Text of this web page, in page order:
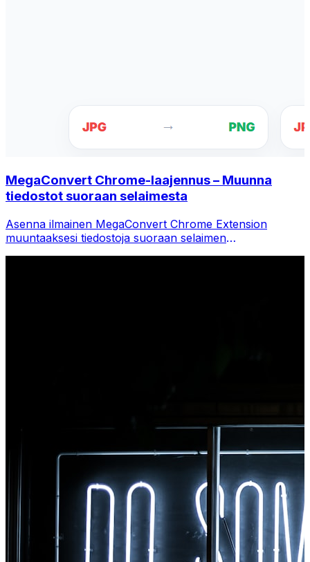
MegaConvert Chrome-laajennus – Muunna
tiedostot suoraan selaimesta
Asenna ilmainen MegaConvert Chrome Extension
muuntaaksesi tiedostoja suoraan selaimen